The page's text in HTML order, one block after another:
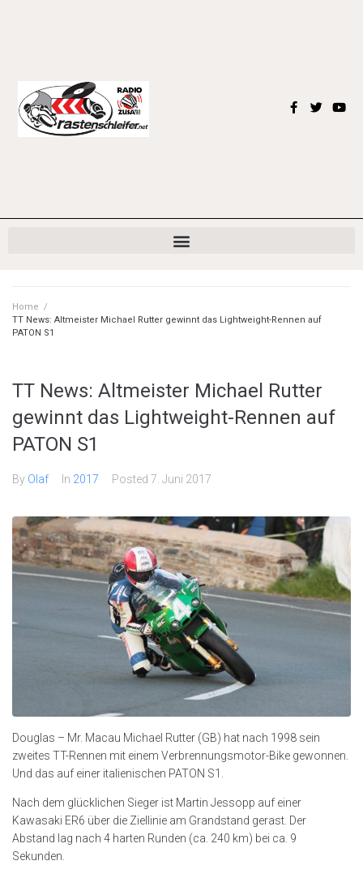
Home /
TT News: Altmeister Michael Rutter gewinnt das Lightweight-Rennen auf
PATON S1
TT News: Altmeister Michael Rutter
gewinnt das Lightweight-Rennen auf
PATON S1
By Olaf In 2017 Posted 7. Juni 2017
Douglas – Mr. Macau Michael Rutter (GB) hat nach 1998 sein
zweites TT-Rennen mit einem Verbrennungsmotor-Bike gewonnen.
Und das auf einer italienischen PATON S1.
Nach dem glücklichen Sieger ist Martin Jessopp auf einer
Kawasaki ER6 über die Ziellinie am Grandstand gerast. Der
Abstand lag nach 4 harten Runden (ca. 240 km) bei ca. 9
Sekunden.